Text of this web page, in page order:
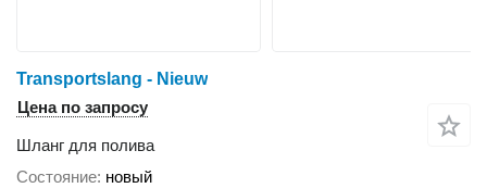
Transportslang - Nieuw
Цена по запросу
Шланг для полива
Состояние новый